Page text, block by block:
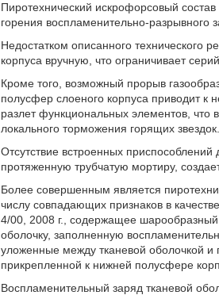
Пиротехнический искрофорсовый
горения воспламенительно-разрывного
Недостатком описанного технического
корпуса вручную, что ограничивает
Кроме того, возможный прорыв
полусфер слоеного корпуса приводит к
разлет функциональных элементов, что
локального торможения горящих звездок.
Отсутствие встроенных
протяженную трубчатую мортиру,
Более совершенным является
числу совпадающих признаков в
4/00, 2008 г., содержащее
оболочку, заполненную
уложенные между тканевой оболочкой
прикрепленной к нижней полусфере
Воспламенительный заряд тканевой